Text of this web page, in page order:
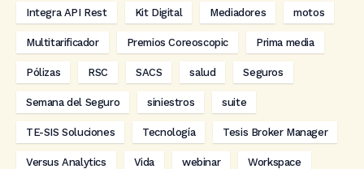
Integra API Rest Kit Digital Mediadores motos
Multitarificador Premios Coreoscopic Prima media
Pólizas RSC SACS salud Seguros
Semana del Seguro siniestros suite
TE-SIS Soluciones Tecnología Tesis Broker Manager
Versus Analytics Vida webinar Workspace